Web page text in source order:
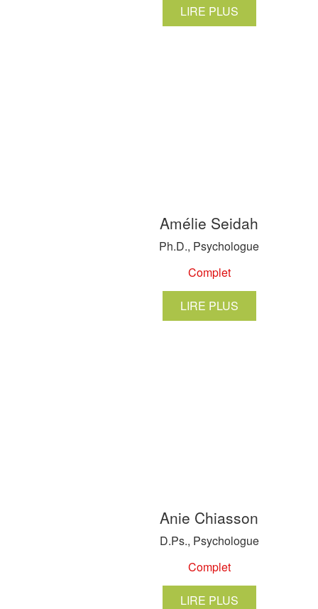
LIRE PLUS
Amélie Seidah
Ph.D., Psychologue
Complet
LIRE PLUS
Anie Chiasson
D.Ps., Psychologue
Complet
LIRE PLUS